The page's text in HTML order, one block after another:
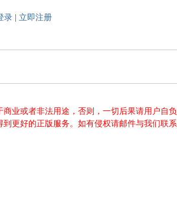
录| 立即注册
业或者非法用途，否则，一切后果请用户自
更好的正版服务。如有侵权请邮件与我们联系